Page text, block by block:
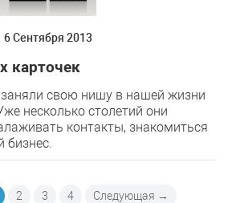
6 Сентября 2013
карточек
свою нишу в нашей жизни
несколько столетий они
контакты, знакомиться
бизнес.
2 3 4 Следующая →